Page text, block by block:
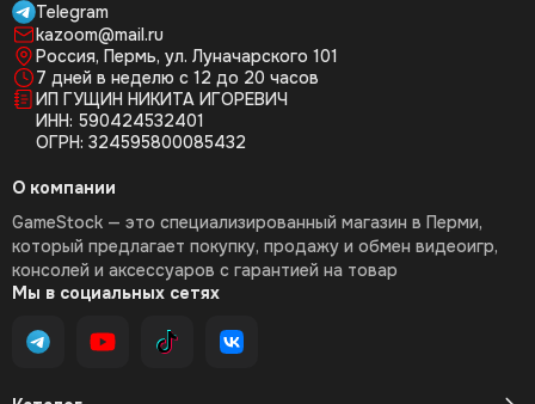
Telegram
kazoom@mail.ru
Россия, Пермь, ул. Луначарского 101
7 дней в неделю с 12 до 20 часов
ИП ГУЩИН НИКИТА ИГОРЕВИЧ
ИНН: 590424532401
ОГРН: 324595800085432
О компании
GameStock — это специализированный магазин в Перми,
который предлагает покупку, продажу и обмен видеоигр,
консолей и аксессуаров с гарантией на товар
Мы в социальных сетях